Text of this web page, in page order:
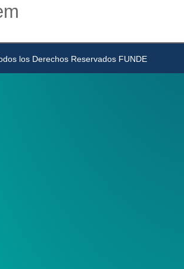
los Derechos Reservados FUNDE